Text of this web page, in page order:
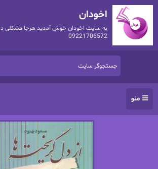
اخودان
به سایت اخودان خوش آمدید هرجا مشکلی
09221706572
منو